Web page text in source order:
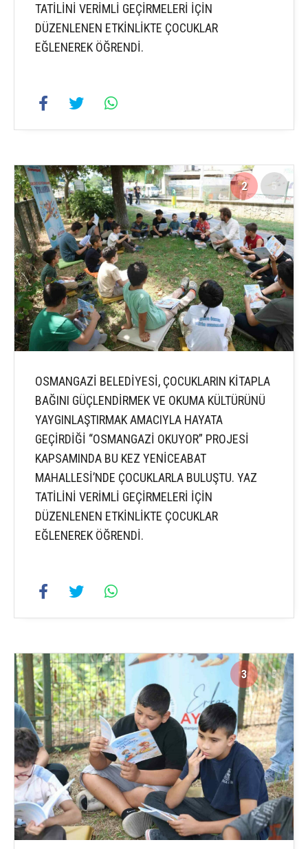
TATİLİNİ VERİMLİ GEÇİRMELERİ İÇİN
DÜZENLENEN ETKİNLİKTE ÇOCUKLAR
EĞLENEREK ÖĞRENDİ.
2 5
OSMANGAZİ BELEDİYESİ, ÇOCUKLARIN KİTAPLA
BAĞINI GÜÇLENDİRMEK VE OKUMA KÜLTÜRÜNÜ
YAYGINLAŞTIRMAK AMACIYLA HAYATA
GEÇİRDİĞİ “OSMANGAZİ OKUYOR” PROJESİ
KAPSAMINDA BU KEZ YENİCEABAT
MAHALLESİ’NDE ÇOCUKLARLA BULUŞTU. YAZ
TATİLİNİ VERİMLİ GEÇİRMELERİ İÇİN
DÜZENLENEN ETKİNLİKTE ÇOCUKLAR
EĞLENEREK ÖĞRENDİ.
3 5